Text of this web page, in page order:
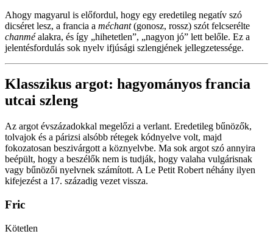
Ahogy magyarul is előfordul, hogy egy eredetileg negatív szó
dicséret lesz, a francia a méchant(gonosz, rossz) szót felcserélte
chanméalakra, és így „hihetetlen”, „nagyon jó” lett belőle. Ez a
jelentésfordulás sok nyelv ifjúsági szlengjének jellegzetessége.
Klasszikus argot: hagyományos francia
utcai szleng
Az argot évszázadokkal megelőzi a verlant. Eredetileg bűnözők,
tolvajok és a párizsi alsóbb rétegek kódnyelve volt, majd
fokozatosan beszivárgott a köznyelvbe. Ma sok argot szó annyira
beépült, hogy a beszélők nem is tudják, hogy valaha vulgárisnak
vagy bűnözői nyelvnek számított. A Le Petit Robert néhány ilyen
kifejezést a 17. századig vezet vissza.
Fric
Kötetlen